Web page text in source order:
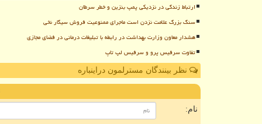
ارتباط زندگی در نزدیکی پمپ بنزین و خطر سرطان
سنگ بزرگ علامت نزدن است ماجرای ممنوعیت فروش سیگار نخی
هشدار معاون وزارت بهداشت در رابطه با تبلیغات درمانی در فضای مجازی
تفاوت سرفیس پرو و سرفیس لپ تاپ
نظر بینندگان مسترلمون دراینباره
نام: